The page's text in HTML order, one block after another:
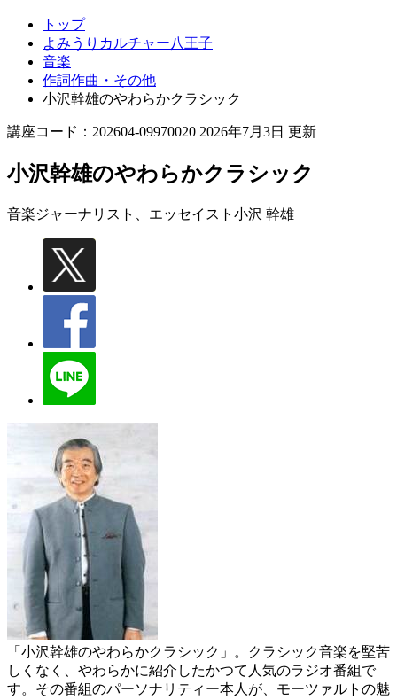
トップ
よみうりカルチャー八王子
音楽
作詞作曲・その他
小沢幹雄のやわらかクラシック
講座コード：202604-09970020 2026年7月3日 更新
小沢幹雄のやわらかクラシック
音楽ジャーナリスト、エッセイスト 小沢 幹雄
「小沢幹雄のやわらかクラシック」。クラシック音楽を堅苦
しくなく、やわらかに紹介したかつて人気のラジオ番組で
す。その番組のパーソナリティー本人が、モーツァルトの魅